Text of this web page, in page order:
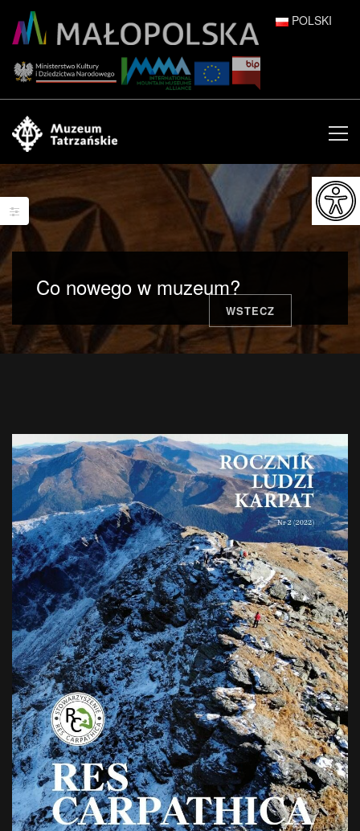
POLSKI
ENGLISH
ESPAÑOL
FRANÇAIS
ITALIANO
日本語
Co nowego w muzeum?
WSTECZ